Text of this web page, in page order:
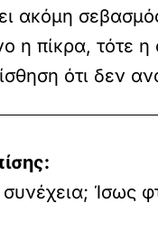
ακόμη
η πίκρα, τότε η
ότι δεν
Ίσως